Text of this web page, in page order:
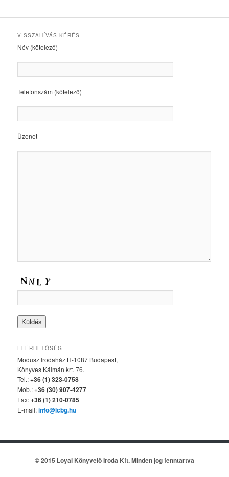
VISSZAHÍVÁS KÉRÉS
Név (kötelező)
Telefonszám (kötelező)
Üzenet
ELÉRHETŐSÉG
Modusz Irodaház H-1087 Budapest,
Könyves Kálmán krt. 76.
Tel.:+36 (1) 323-0758
Mob.:+36 (30) 907-4277
Fax:+36 (1) 210-0785
E-mail:info@lcbg.hu
© 2015 Loyal Könyvelő Iroda Kft. Minden jog fenntartva